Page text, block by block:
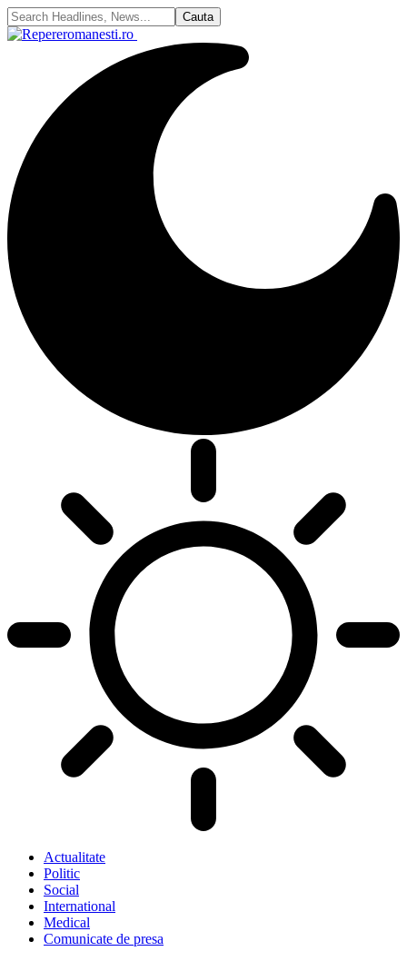
Actualitate
Politic
Social
International
Medical
Comunicate de presa